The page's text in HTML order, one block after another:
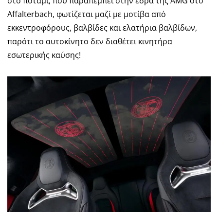
Affalterbach, φωτίζεται μαζί με μοτίβα από
εκκεντροφόρους, βαλβίδες και ελατήρια βαλβίδων,
παρότι το αυτοκίνητο δεν διαθέτει κινητήρα
εσωτερικής καύσης!